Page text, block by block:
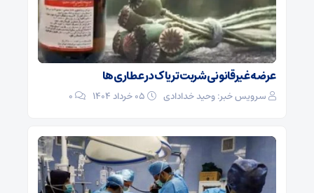
عرضه غیرقانونی شربت تریاک در عطاری‌ها
سرویس خبر: وحید خدادادی 0